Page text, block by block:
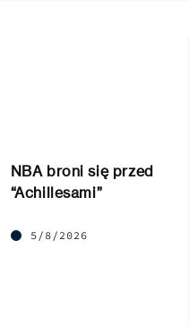
NBA broni się przed
“Achillesami”
5/8/2026